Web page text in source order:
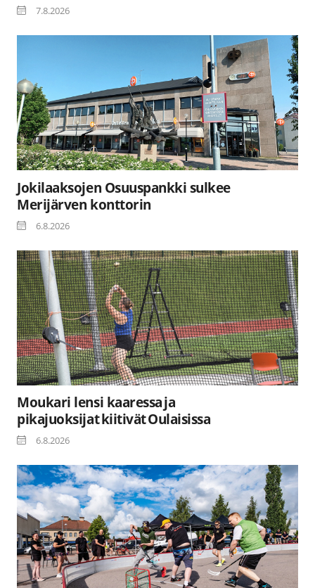
7.8.2026
Jokilaaksojen Osuuspankki sulkee
Merijärven konttorin
6.8.2026
Moukari lensi kaaressa ja
pikajuoksijat kiitivät Oulaisissa
6.8.2026